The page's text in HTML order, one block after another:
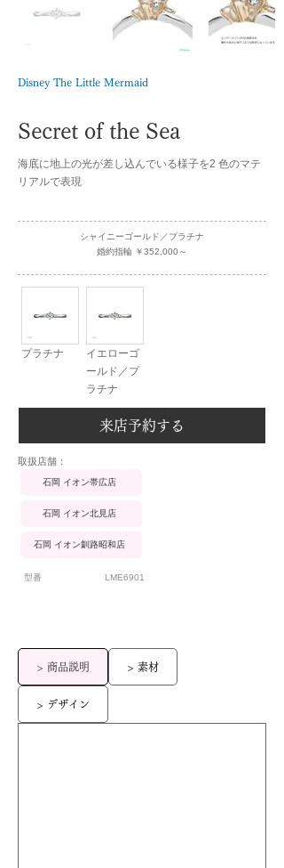
Disney The Little Mermaid
Secret of the Sea
海底に地上の光が差し込んでいる様子を2 色のマテ
リアルで表現
シャイニーゴールド／プラチナ
婚約指輪 ￥352,000～
プラチナ
イエローゴ
ールド／プ
ラチナ
来店予約する
​取扱店舗：
石岡 イオン帯広店
石岡 イオン北見店
石岡 イオン釧路昭和店
型番 LME6901
> 商品説明 > 素材
> デザイン